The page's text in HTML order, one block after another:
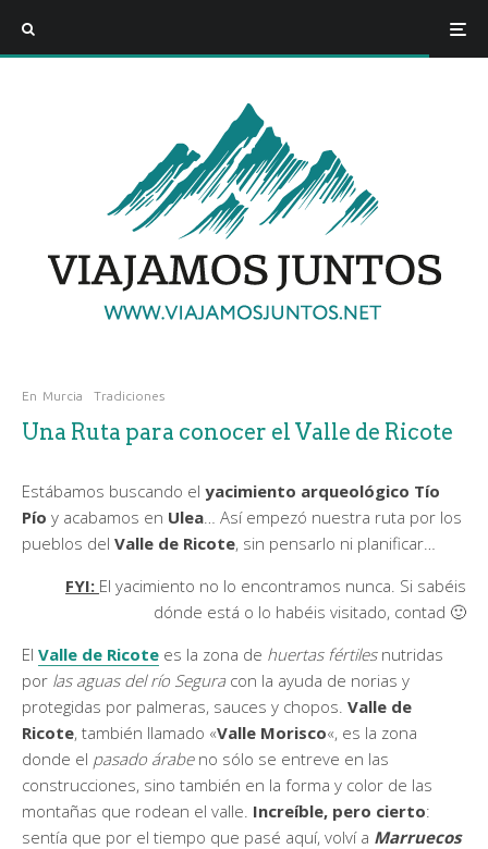
En Murcia Tradiciones
Una Ruta para conocer el Valle de Ricote
Estábamos buscando el yacimiento arqueológico Tío
Pío y acabamos en Ulea… Así empezó nuestra ruta por los
pueblos del Valle de Ricote, sin pensarlo ni planificar…
FYI: El yacimiento no lo encontramos nunca. Si sabéis
dónde está o lo habéis visitado, contad 🙂
El Valle de Ricote es la zona de huertas fértilesnutridas
por las aguas del río Seguracon la ayuda de norias y
protegidas por palmeras, sauces y chopos. Valle de
Ricote, también llamado «Valle Morisco«, es la zona
donde el pasado árabeno sólo se entreve en las
construcciones, sino también en la forma y color de las
montañas que rodean el valle. Increíble, pero cierto:
sentía que por el tiempo que pasé aquí, volví a Marruecos